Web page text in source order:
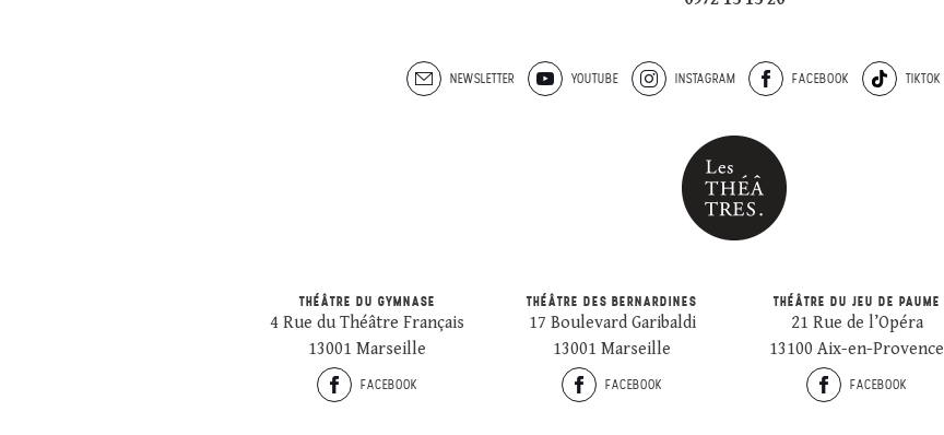
NEWSLETTER YOUTUBE INSTAGRAM FACEBOOK TIKTOK
THÉÂTRE DU GYMNASE
4 Rue du Théâtre Français
13001 Marseille
FACEBOOK
THÉÂTRE DES BERNARDINES
17 Boulevard Garibaldi
13001 Marseille
FACEBOOK
THÉÂTRE DU JEU DE PAUME
21 Rue de l’Opéra
13100 Aix-en-Provence
FACEBOOK